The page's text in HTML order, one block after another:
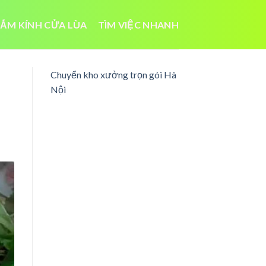
KÍNH CỬA LÙA TÌM VIỆC NHANH
Chuyển kho xưởng trọn gói Hà
Nội